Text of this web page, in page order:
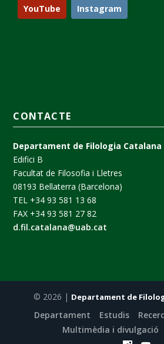
YouTube Instagram
CONTACTE
Departament de Filologia Catalana
Edifici B
Facultat de Filosofia i Lletres
08193 Bellaterra (Barcelona)
TEL +34 93 581 13 68
FAX +34 93 581 27 82
d.fil.catalana@uab.cat
© 2026 | Departament de
Departament Estudis
Multimèdia i divulgació